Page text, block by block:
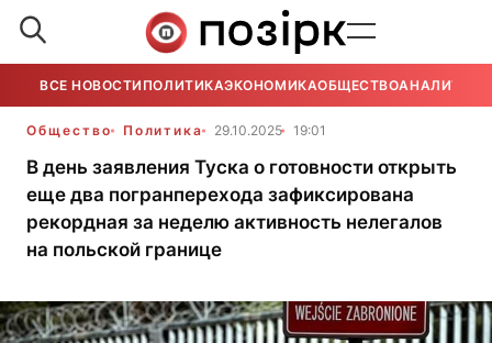
ВСЕ НОВОСТИ ПОЛИТИКАЭКОНОМИКАОБЩЕСТВОАНАЛИТИКА
Общество Политика 29.10.2025 19:01
В день заявления Туска о готовности открыть
еще два погранперехода зафиксирована
рекордная за неделю активность нелегалов
на польской границе